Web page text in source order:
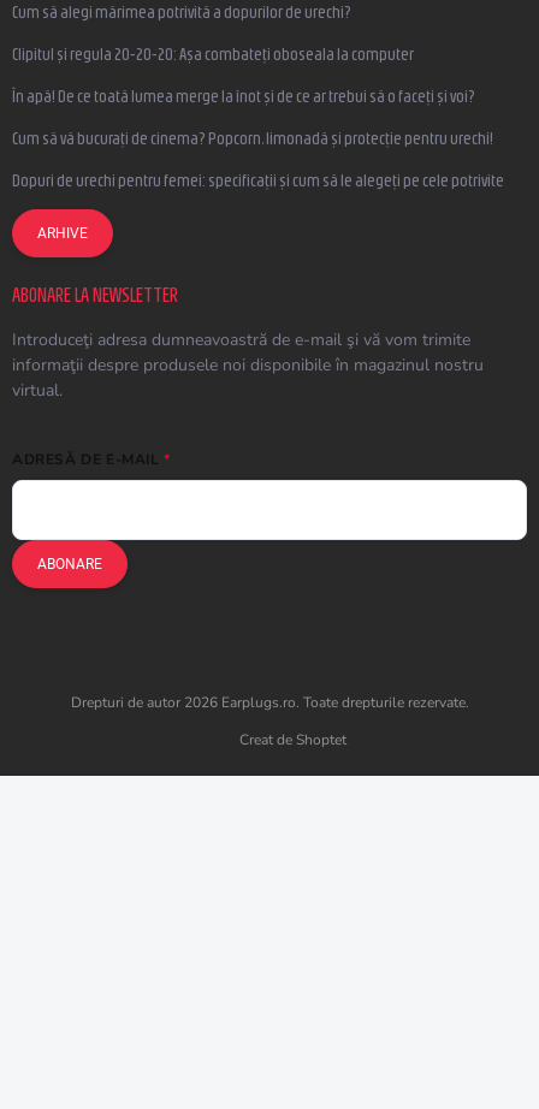
Cum să alegi mărimea potrivită a dopurilor de urechi?
Clipitul și regula 20-20-20: Așa combateți oboseala la computer
În apă! De ce toată lumea merge la înot și de ce ar trebui să o faceți și voi?
Cum să vă bucurați de cinema? Popcorn, limonadă și protecție pentru urechi!
Dopuri de urechi pentru femei: specificații și cum să le alegeți pe cele potrivite
ARHIVE
ABONARE LA NEWSLETTER
Introduceţi adresa dumneavoastră de e-mail şi vă vom trimite
informaţii despre produsele noi disponibile în magazinul nostru
virtual.
ADRESĂ DE E-MAIL
ABONARE
Creat de Shoptet
Drepturi de autor 2026 Earplugs.ro. Toate drepturile rezervate.